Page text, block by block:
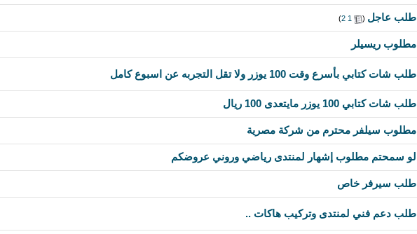
طلب عاجل (
1
2
)
مطلوب ريسيلر
طلب شات كتابي بأسرع وقت 100 يوزر ولا تقل التجربه عن اسبوع كامل
طلب شات كتابي 100 يوزر مايتعدى 100 ريال
مطلوب سيلفر محترم من شركة مصرية
لو سمحتم مطلوب إشهار لمنتدى رياضي وروني عروضكم
طلب سيرفر خاص
طلب دعم فني لمنتدى وتركيب هاكات ..